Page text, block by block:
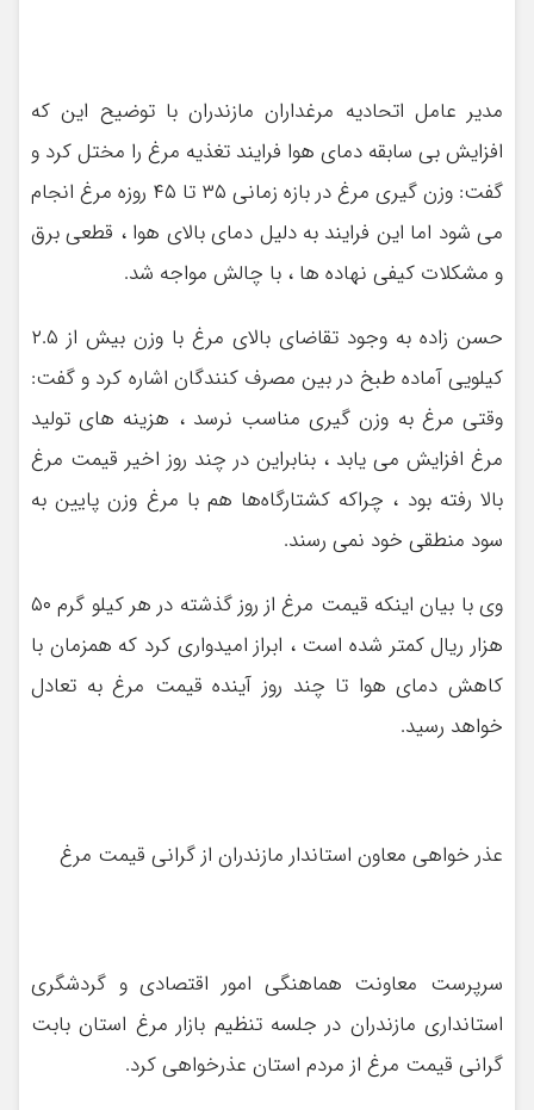
مدیر عامل اتحادیه مرغداران مازندران با توضیح این که
افزایش بی سابقه دمای هوا فرایند تغذیه مرغ را مختل کرد و
گفت: وزن گیری مرغ در بازه زمانی ۳۵ تا ۴۵ روزه مرغ انجام
می شود اما این فرایند به دلیل دمای بالای هوا ، قطعی برق
و مشکلات کیفی نهاده ها ، با چالش مواجه شد.
حسن زاده به وجود تقاضای بالای مرغ با وزن بیش از ۲.۵
کیلویی آماده طبخ در بین مصرف کنندگان اشاره کرد و گفت:
وقتی مرغ به وزن گیری مناسب نرسد ، هزینه های تولید
مرغ افزایش می یابد ، بنابراین در چند روز اخیر قیمت مرغ
بالا رفته بود ، چراکه کشتارگاه‌ها هم با مرغ وزن پایین به
سود منطقی خود نمی رسند.
وی با بیان اینکه قیمت مرغ از روز گذشته در هر کیلو گرم ۵۰
هزار ریال کمتر شده است ، ابراز امیدواری کرد که همزمان با
کاهش دمای هوا تا چند روز آینده قیمت مرغ به تعادل
خواهد رسید.
عذر خواهی معاون استاندار مازندران از گرانی قیمت مرغ
سرپرست معاونت هماهنگی امور اقتصادی و گردشگری
استانداری مازندران در جلسه تنظیم بازار مرغ استان بابت
گرانی قیمت مرغ از مردم استان عذرخواهی کرد.